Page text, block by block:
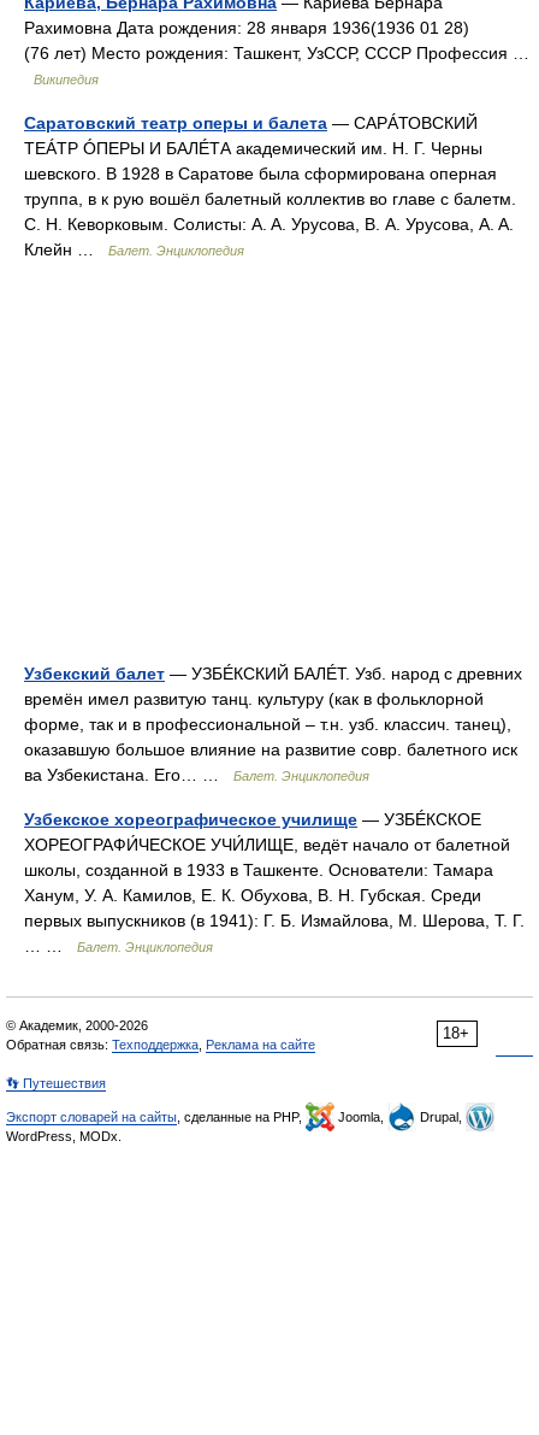
Рахимовна Дата рождения: 28 января 1936(1936 01 28)
(76 лет) Место рождения: Ташкент, УзССР, СССР Профессия …
Википедия
Саратовский театр оперы и балета — САРÁТОВСКИЙ
ТЕÁТР ÓПЕРЫ И БАЛÉТА академический им. Н. Г. Черны
шевского. В 1928 в Саратове была сформирована оперная
труппа, в к рую вошёл балетный коллектив во главе с балетм.
С. Н. Кеворковым. Солисты: A. A. Урусова, В. А. Урусова, A. A.
Клейн …
Балет. Энциклопедия
Узбекский балет — УЗБÉКСКИЙ БАЛÉТ. Узб. народ с древних
времён имел развитую танц. культуру (как в фольклорной
форме, так и в профессиональной – т.н. узб. классич. танец),
оказавшую большое влияние на развитие совр. балетного иск
ва Узбекистана. Его… …
Балет. Энциклопедия
Узбекское хореографическое училище — УЗБÉКСКОЕ
ХОРЕОГРАФИ́ЧЕСКОЕ УЧИ́ЛИЩЕ, ведёт начало от балетной
школы, созданной в 1933 в Ташкенте. Основатели: Тамара
Ханум, У. А. Камилов, Е. К. Обухова, В. Н. Губская. Среди
первых выпускников (в 1941): Г. Б. Измайлова, М. Шерова, Т. Г.
Балет. Энциклопедия
18+
© Академик, 2000-2026
Обратная связь: Техподдержка Реклама на сайте
👣 Путешествия
Экспорт словарей на сайты , сделанные на PHP, Joomla,
Drupal,
WordPress, MODx.